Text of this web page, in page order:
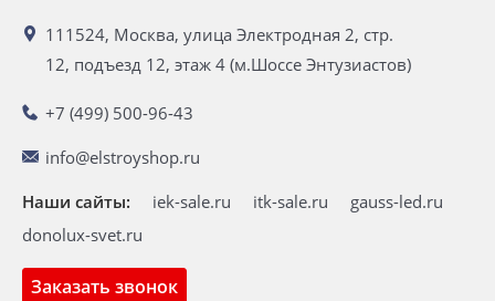
111524, Москва, улица Электродная 2, стр.
12, подъезд 12, этаж 4 (м.Шоссе Энтузиастов)
+7 (499) 500-96-43
info@elstroyshop.ru
Заказать звонок
Наши сайты: iek-sale.ru itk-sale.ru
gauss-led.ru
donolux-svet.ru